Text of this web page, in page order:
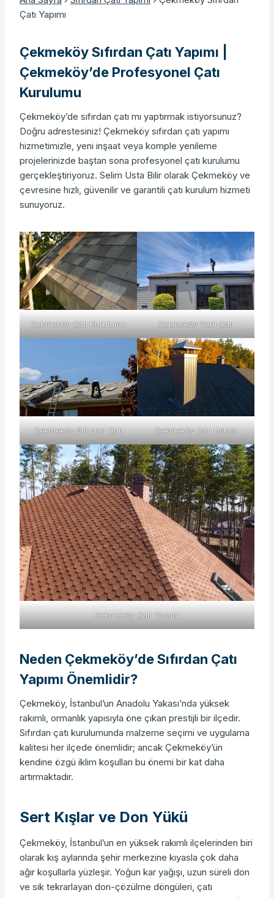
Çatı Yapımı
Çekmeköy Sıfırdan Çatı Yapımı |
Çekmeköy’de Profesyonel Çatı
Kurulumu
Çekmeköy’de sıfırdan çatı mı yaptırmak istiyorsunuz?
Doğru adrestesiniz! Çekmeköy sıfırdan çatı yapımı
hizmetimizle, yeni inşaat veya komple yenileme
projelerinizde baştan sona profesyonel çatı kurulumu
gerçekleştiriyoruz. Selim Usta Bilir olarak Çekmeköy ve
çevresine hızlı, güvenilir ve garantili çatı kurulum hizmeti
sunuyoruz.
Çekmeköy Çatı Kurulumu Çekmeköy Yeni Çatı
Çekmeköy Sıfırdan Çatı Çekmeköy Çatı Ustası
Çekmeköy Çatı Yapımı
Neden Çekmeköy’de Sıfırdan Çatı
Yapımı Önemlidir?
Çekmeköy, İstanbul’un Anadolu Yakası’nda yüksek
rakımlı, ormanlık yapısıyla öne çıkan prestijli bir ilçedir.
Sıfırdan çatı kurulumunda malzeme seçimi ve uygulama
kalitesi her ilçede önemlidir; ancak Çekmeköy’ün
kendine özgü iklim koşulları bu önemi bir kat daha
artırmaktadır.
Sert Kışlar ve Don Yükü
Çekmeköy, İstanbul’un en yüksek rakımlı ilçelerinden biri
olarak kış aylarında şehir merkezine kıyasla çok daha
ağır koşullarla yüzleşir. Yoğun kar yağışı, uzun süreli don
ve sık tekrarlayan don-çözülme döngüleri, çatı